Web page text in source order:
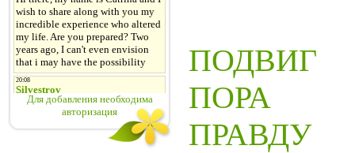
Для добавления необходима
авторизация
ПОДВИГ
ПОРА
ПРАВДУ